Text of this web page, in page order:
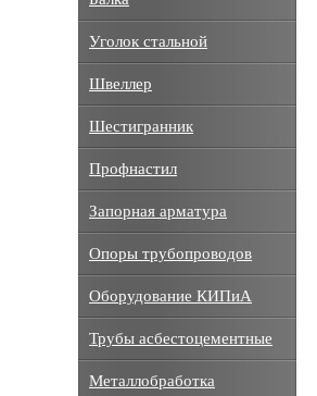
Уголок стальной
Швеллер
Шестигранник
Профнастил
Запорная арматура
Опоры трубопроводов
Оборудование КИПиА
Трубы асбестоцементные
Металлобработка